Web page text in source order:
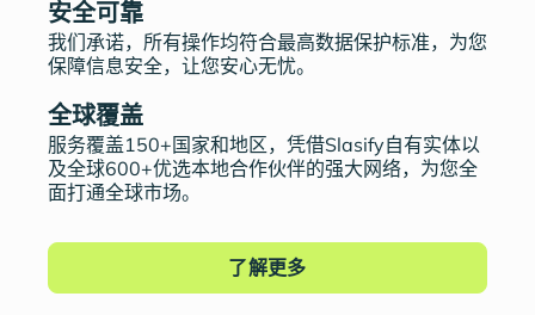
安全可靠
我们承诺，所有操作均符合最高数据保护标准，为您
保障信息安全，让您安心无忧。
全球覆盖
服务覆盖150+国家和地区，凭借Slasify自有实体以
及全球600+优选本地合作伙伴的强大网络，为您全
面打通全球市场。
了解更多